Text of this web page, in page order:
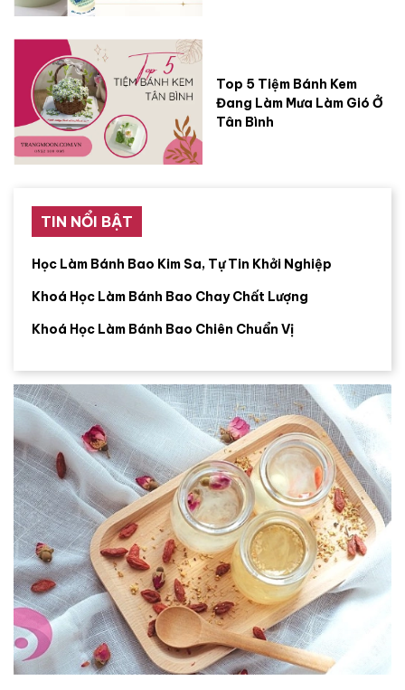
Top 5 Tiệm Bánh Kem
Đang Làm Mưa Làm Gió Ở
Tân Bình
TIN NỔI BẬT
Học Làm Bánh Bao Kim Sa, Tự Tin Khởi Nghiệp
Khoá Học Làm Bánh Bao Chay Chất Lượng
Khoá Học Làm Bánh Bao Chiên Chuẩn Vị